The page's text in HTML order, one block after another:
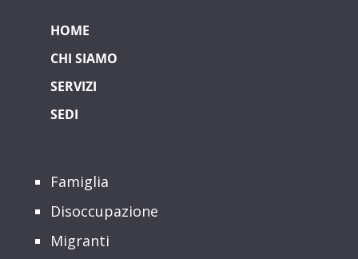
HOME
CHI SIAMO
SERVIZI
SEDI
Famiglia
Disoccupazione
Migranti